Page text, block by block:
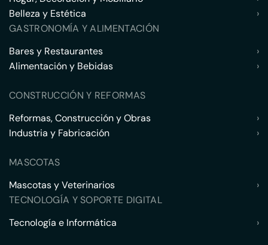
Belleza y Estética
›
GASTRONOMÍA Y ALIMENTACIÓN
Bares y Restaurantes
›
Alimentación y Bebidas
›
CONSTRUCCIÓN Y REFORMAS
Reformas, Construcción y Obras
›
Industria y Fabricación
›
MASCOTAS
Mascotas y Veterinarios
›
TECNOLOGÍA Y SOPORTE DIGITAL
Tecnología e Informática
›